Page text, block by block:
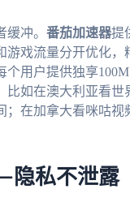
冲。 番茄加速器提
戏流量分开优化
个用户提供独享
如在澳大利亚看世
在加拿大看咪咕
隐私不泄露